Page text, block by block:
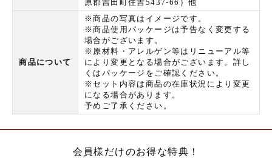
原郡吉田町住吉5437-66）他
商品について
※商品の写真はイメージです。
※商品使用パッケージは予告なく変更する
場合がございます。
※原材料・アレルゲン等はリニューアル等
により変更となる場合がございます。詳し
くはパッケージをご確認ください。
※セット内容は商品の在庫状況により変更
になる場合があります。
予めご了承ください。
会員様だけのお得な特典！